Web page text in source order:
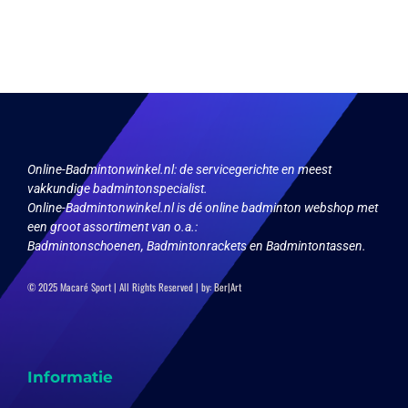
Online-Badmintonwinkel.nl:de servicegerichte en meest
vakkundige badmintonspecialist.
Online-Badmintonwinkel.nl is dé online badminton webshop met
een groot assortiment van o.a.:
Badmintonschoenen, Badmintonrackets en Badmintontassen.
© 2025 Macaré Sport | All Rights Reserved | by:Ber|Art
Informatie